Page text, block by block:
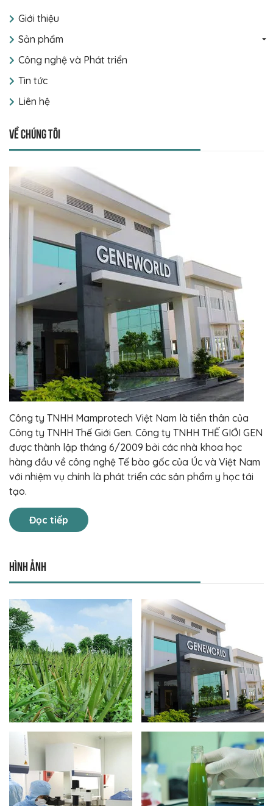
Giới thiệu
Sản phẩm
Công nghệ và Phát triển
Tin tức
Liên hệ
Về chúng tôi
Công ty TNHH Mamprotech Việt Nam là tiền thân của
Công ty TNHH Thế Giới Gen. Công ty TNHH THẾ GIỚI GEN
được thành lập tháng 6/2009 bởi các nhà khoa học
hàng đầu về công nghệ Tế bào gốc của Úc và Việt Nam
với nhiệm vụ chính là phát triển các sản phẩm y học tái
tạo.
Đọc tiếp
Hình ảnh